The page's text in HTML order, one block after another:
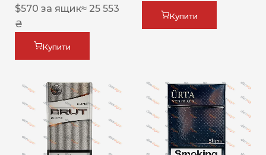
$570 за ящик≈ 25 553
₴
Купити
Купити